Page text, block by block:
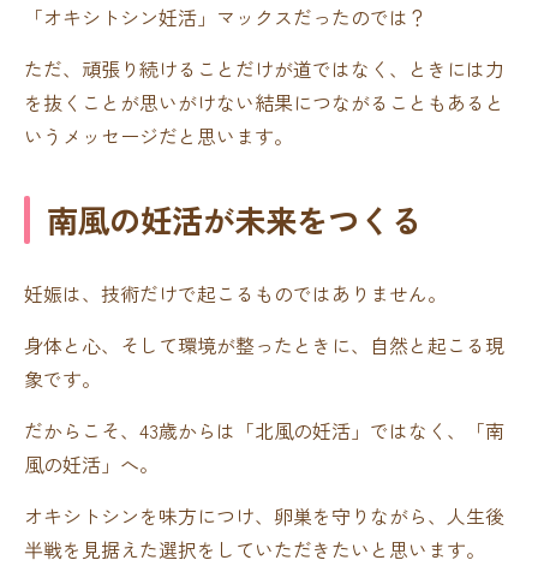
「オキシトシン妊活」マックスだったのでは？
ただ、頑張り続けることだけが道ではなく、ときには力
を抜くことが思いがけない結果につながることもあると
いうメッセージだと思います。
南風の妊活が未来をつくる
妊娠は、技術だけで起こるものではありません。
身体と心、そして環境が整ったときに、自然と起こる現
象です。
だからこそ、43歳からは「北風の妊活」ではなく、「南
風の妊活」へ。
オキシトシンを味方につけ、卵巣を守りながら、人生後
半戦を見据えた選択をしていただきたいと思います。